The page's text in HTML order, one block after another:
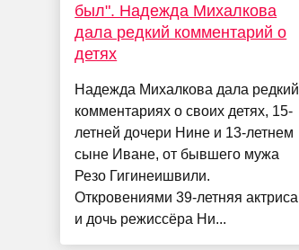
был". Надежда Михалкова
дала редкий комментарий о
детях
Надежда Михалкова дала редкий
комментариях о своих детях, 15-
летней дочери Нине и 13-летнем
сыне Иване, от бывшего мужа
Резо Гигинеишвили.
Откровениями 39-летняя актриса
и дочь режиссёра Ни...